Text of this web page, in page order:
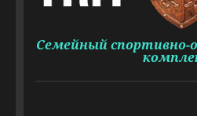
Семейный спортивно-